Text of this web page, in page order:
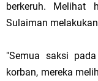
berkeruh. Melihat
Sulaiman
"Semua saksi
korban, mereka